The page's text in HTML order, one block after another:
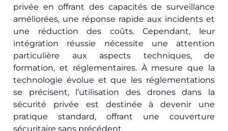
privée en offrant des capacités de surveillance
améliorées, une réponse rapide aux incidents et
une réduction des coûts. Cependant, leur
intégration réussie nécessite une attention
particulière aux aspects techniques, de
formation, et réglementaires. À mesure que la
technologie évolue et que les réglementations
se précisent, l’utilisation des drones dans la
sécurité privée est destinée à devenir une
pratique standard, offrant une couverture
sécuritaire sans précédent.